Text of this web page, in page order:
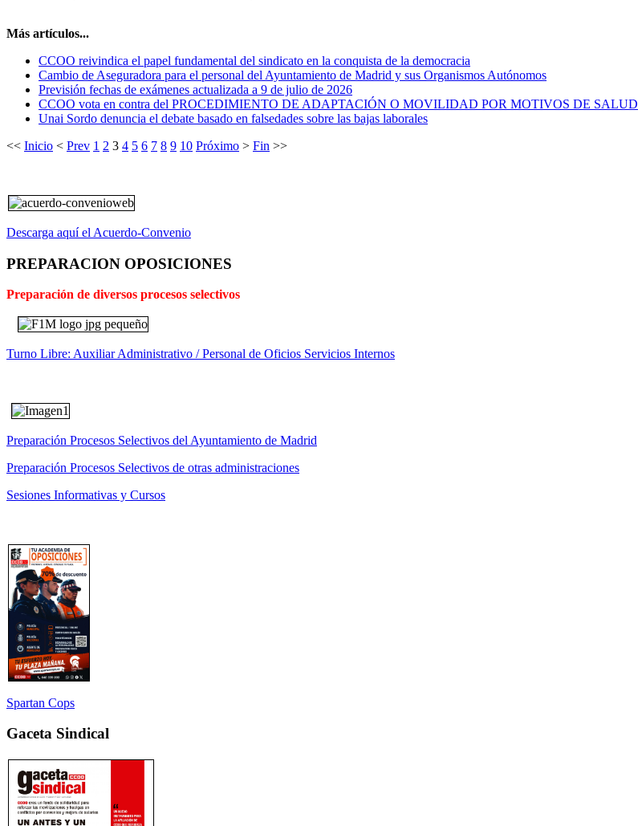
Más artículos...
CCOO reivindica el papel fundamental del sindicato en la conquista de la democracia
Cambio de Aseguradora para el personal del Ayuntamiento de Madrid y sus Organismos Autónomos
Previsión fechas de exámenes actualizada a 9 de julio de 2026
CCOO vota en contra del PROCEDIMIENTO DE ADAPTACIÓN O MOVILIDAD POR MOTIVOS DE SALUD
Unai Sordo denuncia el debate basado en falsedades sobre las bajas laborales
<< Inicio < Prev 1 2 3 4 5 6 7 8 9 10 Próximo > Fin >>
Descarga aquí el Acuerdo-Convenio
PREPARACION OPOSICIONES
Preparación de diversos procesos selectivos
Turno Libre: Auxiliar Administrativo / Personal de Oficios Servicios Internos
Preparación Procesos Selectivos del Ayuntamiento de Madrid
Preparación Procesos Selectivos de otras administraciones
Sesiones Informativas y Cursos
Spartan Cops
Gaceta Sindical